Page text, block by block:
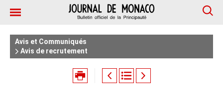
Avis et Communiqués
Avis de recrutement